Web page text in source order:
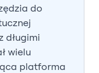
do
długimi
wielu
platforma